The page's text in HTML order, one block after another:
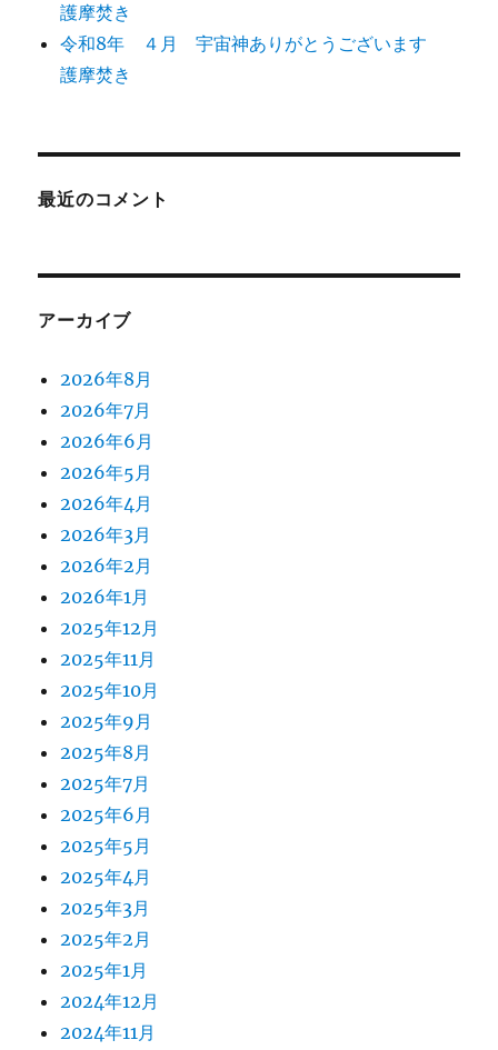
護摩焚き
令和8年 ４月 宇宙神ありがとうございます
護摩焚き
最近のコメント
アーカイブ
2026年8月
2026年7月
2026年6月
2026年5月
2026年4月
2026年3月
2026年2月
2026年1月
2025年12月
2025年11月
2025年10月
2025年9月
2025年8月
2025年7月
2025年6月
2025年5月
2025年4月
2025年3月
2025年2月
2025年1月
2024年12月
2024年11月